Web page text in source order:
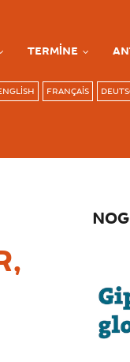
TERMINE
FRANÇAIS